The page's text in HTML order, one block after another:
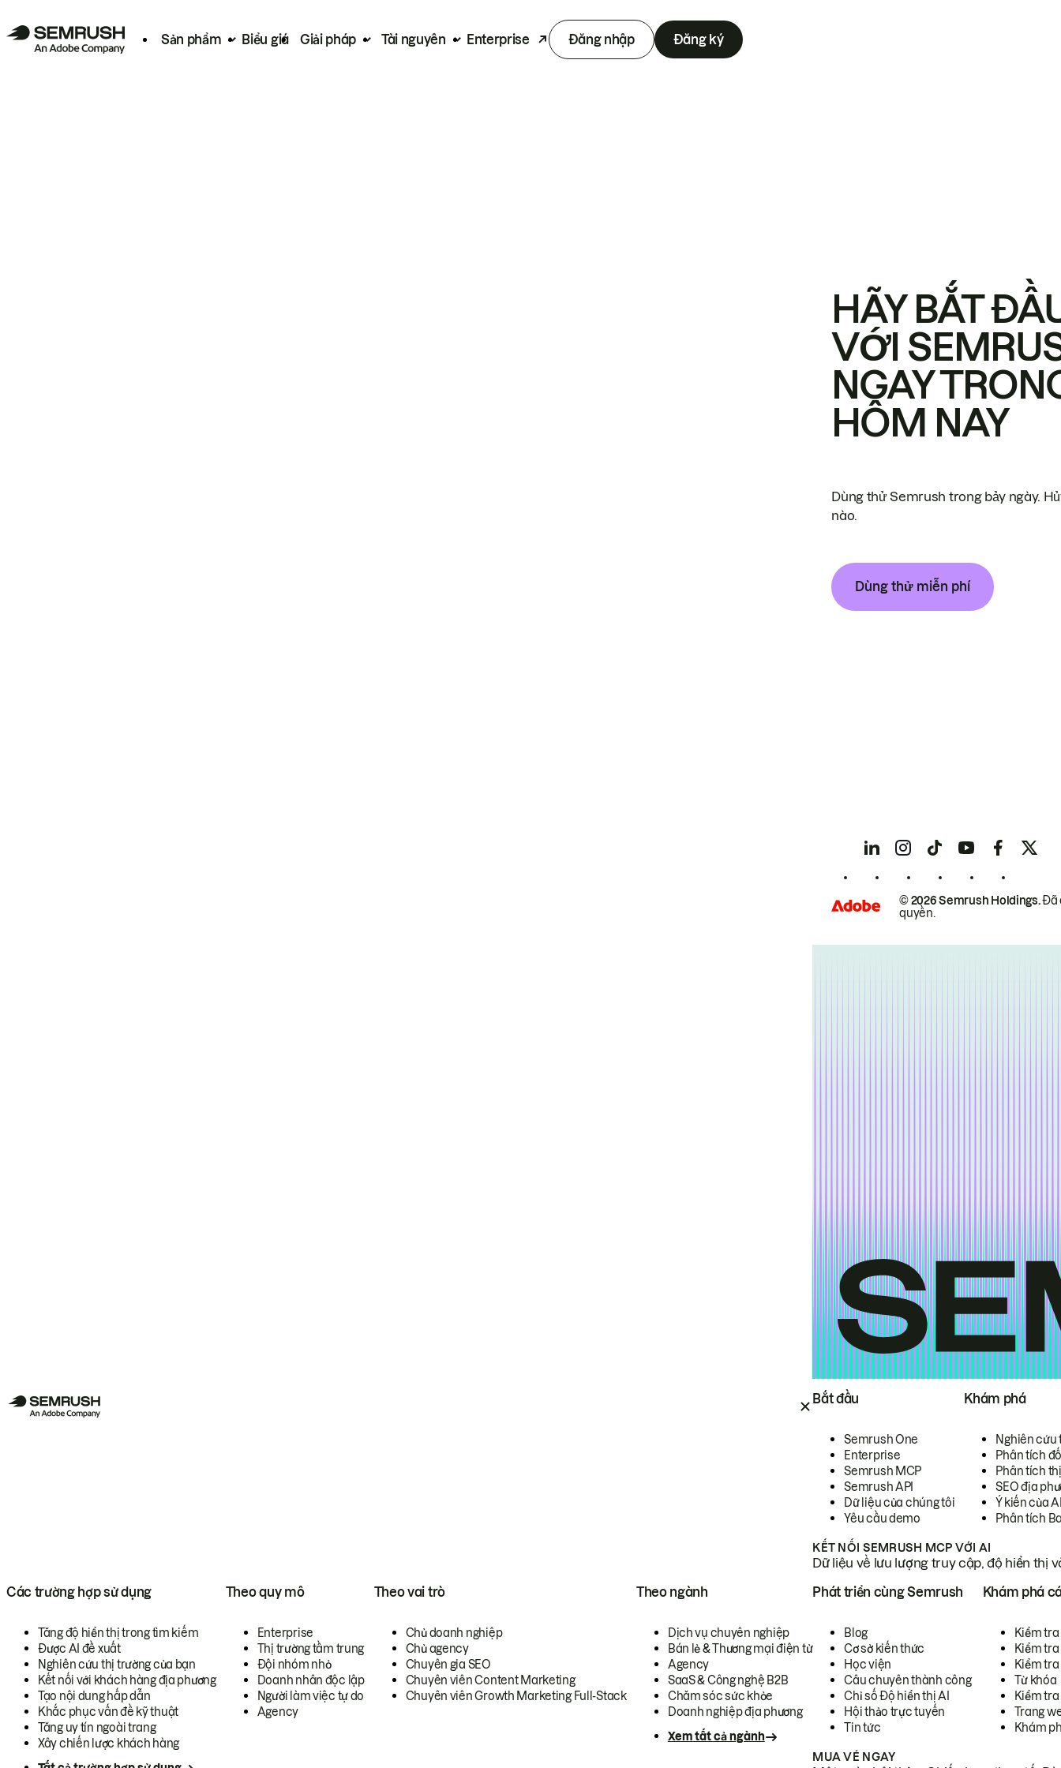
Sản phẩm Biểu giá Giải pháp Tài nguyên Enterprise Đăng nhập Đăng ký
Bắt đầu
Semrush One
Enterprise
Semrush MCP
Semrush API
Dữ liệu của chúng tôi
Yêu cầu demo
Khám phá
Nghiên cứu
Phân tích
Phân tích
SEO địa
Ý kiến của
Phân tích
KẾT NỐI SEMRUSH MCP VỚI AI
Dữ liệu về lưu lượng truy cập, độ hiển thị
Các trường hợp sử dụng
Tăng độ hiển thị trong tìm kiếm
Được AI đề xuất
Nghiên cứu thị trường của bạn
Kết nối với khách hàng địa phương
Tạo nội dung hấp dẫn
Khắc phục vấn đề kỹ thuật
Tăng uy tín ngoài trang
Xây chiến lược khách hàng
Theo quy mô
Enterprise
Thị trường tầm trung
Đội nhóm nhỏ
Doanh nhân độc lập
Người làm việc tự do
Agency
Theo vai trò
Chủ doanh nghiệp
Chủ agency
Chuyên gia SEO
Chuyên viên Content Marketing
Chuyên viên Growth Marketing Full-Stack
Theo ngành
Dịch vụ chuyên nghiệp
Bán lẻ & Thương mại điện tử
Agency
SaaS & Công nghệ B2B
Chăm sóc sức khỏe
Doanh nghiệp địa phương
Xem tất cả ngành
Phát triển cùng Semrush
Blog
Cơ sở kiến thức
Học viện
Câu chuyên thành công
Chỉ số Độ hiển thị AI
Hội thảo trực tuyến
Tin tức
Khám phá
Kiểm
Kiểm tra
Kiểm
Từ khóa
Kiểm
Trang
Khám
MUA VÉ NGAY
HÃY BẮT
VỚI
NGAY
HÔM NAY
Dùng thử Semrush trong bảy ngày.
nào.
Dùng thử miễn phí
© 2026 Semrush Holdings.Đã
quyền.